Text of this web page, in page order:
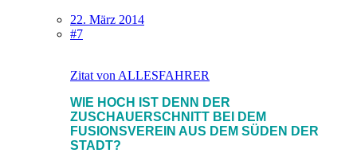
22. März 2014
#7
Zitat von ALLESFAHRER
WIE HOCH IST DENN DER
ZUSCHAUERSCHNITT BEI DEM
FUSIONSVEREIN AUS DEM SÜDEN DER
STADT?